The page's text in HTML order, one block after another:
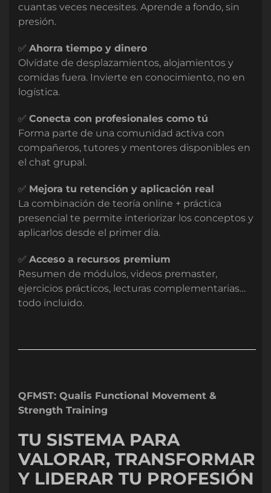
cuantas veces necesites. Aprende a fondo, sin
presión.
✅ Ahorra tiempo y dinero
Olvídate de desplazamientos, alojamientos y
comidas fuera. Invierte en conocimiento, no en
logística.
✅ Conecta con profesionales como tú
Forma parte de una comunidad activa con
compañeros, tutores y mentores disponibles en
el chat grupal.
✅ Mejora tu retención y aplicación real
La combinación de teoría online + práctica
presencial te permite interiorizar los conceptos y
aplicarlos desde el primer día.
✅ Acceso a recursos premium
Resumen de módulos, videos premaster,
ejercicios prácticos, lecturas complementarias…
todo incluido.
QFMST: Qualis Functional Movement &
Strength Training
TU SISTEMA PARA
VALORAR, TRANSFORMAR
Y LIDERAR TU PROFESIÓN